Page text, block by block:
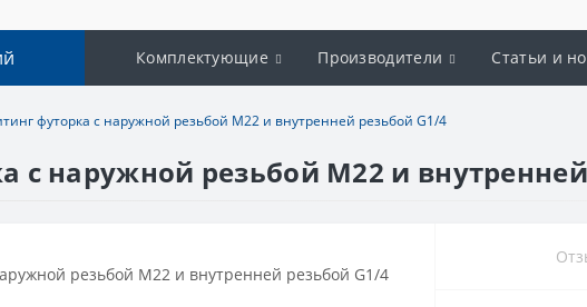
Комплектующие Производители Статьи и
футорка с наружной резьбой М22 и внутренней резьбой G1/4
с наружной резьбой М22 и